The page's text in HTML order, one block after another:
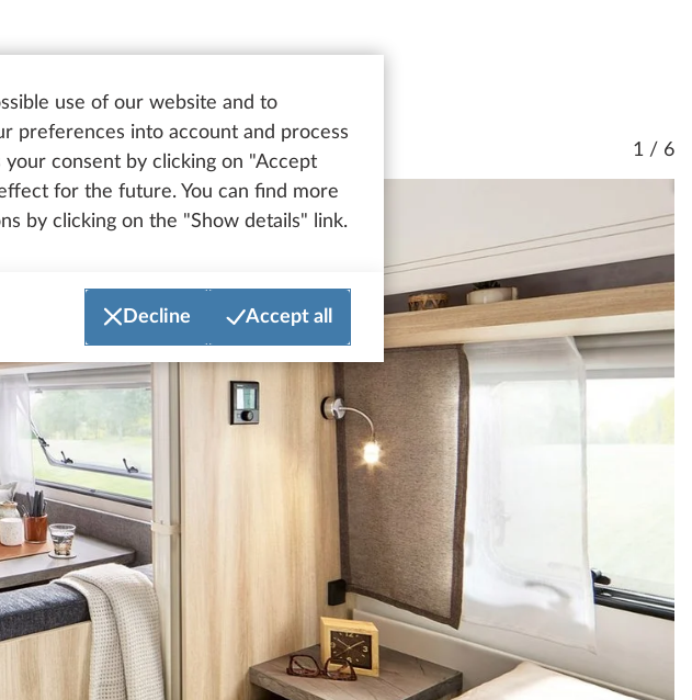
use of our website and to
preferences into account and process
consent by clicking on "Accept
for the future. You can find more
by clicking on the "Show details" link.
Decline Accept all
1 / 6